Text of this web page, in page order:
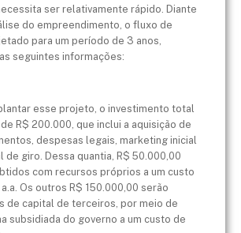
ser relativamente rápido. Diante
do empreendimento, o fluxo de
para um período de 3 anos,
seguintes informações:
esse projeto, o investimento total
R$ 200.000, que inclui a aquisição de
despesas legais, marketing inicial
de giro. Dessa quantia, R$ 50.000,00
com recursos próprios a um custo
Os outros R$ 150.000,00 serão
de capital de terceiros, por meio de
subsidiada do governo a um custo de